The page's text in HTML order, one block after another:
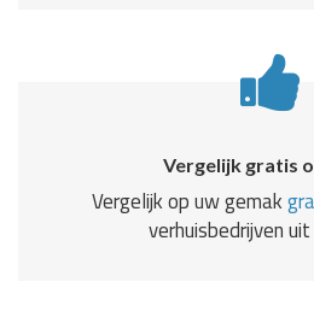
Vergelijk gratis
Vergelijk op uw gemak
verhuisbedrijven